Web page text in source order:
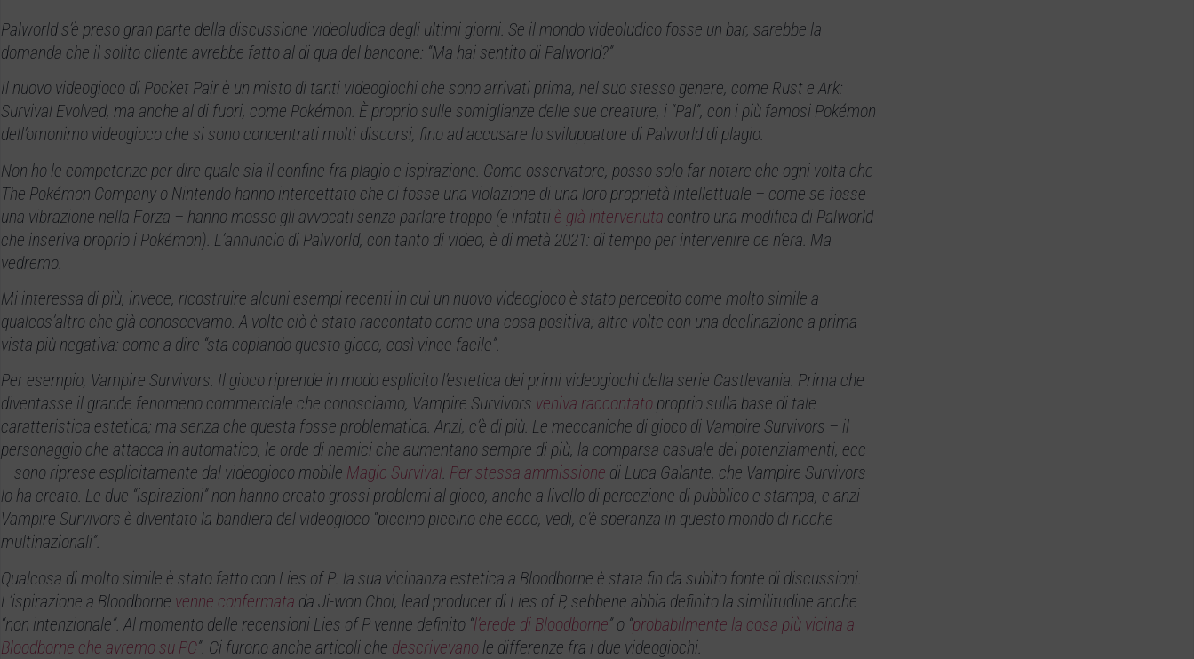
Palworld s’è preso gran parte della discussione videoludica degli ultimi giorni. Se il mondo videoludico fosse un bar, sarebbe la
domanda che il solito cliente avrebbe fatto al di qua del bancone: “Ma hai sentito di Palworld?”
Il nuovo videogioco di Pocket Pair è un misto di tanti videogiochi che sono arrivati prima, nel suo stesso genere, come Rust e Ark:
Survival Evolved, ma anche al di fuori, come Pokémon. È proprio sulle somiglianze delle sue creature, i “Pal”, con i più famosi Pokémon
dell’omonimo videogioco che si sono concentrati molti discorsi, fino ad accusare lo sviluppatore di Palworld di plagio.
Non ho le competenze per dire quale sia il confine fra plagio e ispirazione. Come osservatore, posso solo far notare che ogni volta che
The Pokémon Company o Nintendo hanno intercettato che ci fosse una violazione di una loro proprietà intellettuale – come se fosse
una vibrazione nella Forza – hanno mosso gli avvocati senza parlare troppo (e infatti è già intervenuta contro una modifica di Palworld
che inseriva proprio i Pokémon). L’annuncio di Palworld, con tanto di video, è di metà 2021: di tempo per intervenire ce n’era. Ma
vedremo.
Mi interessa di più, invece, ricostruire alcuni esempi recenti in cui un nuovo videogioco è stato percepito come molto simile a
qualcos’altro che già conoscevamo. A volte ciò è stato raccontato come una cosa positiva; altre volte con una declinazione a prima
vista più negativa: come a dire “sta copiando questo gioco, così vince facile”.
Per esempio, Vampire Survivors. Il gioco riprende in modo esplicito l’estetica dei primi videogiochi della serie Castlevania. Prima che
diventasse il grande fenomeno commerciale che conosciamo, Vampire Survivors veniva raccontatoproprio sulla base di tale
caratteristica estetica; ma senza che questa fosse problematica. Anzi, c’è di più. Le meccaniche di gioco di Vampire Survivors – il
personaggio che attacca in automatico, le orde di nemici che aumentano sempre di più, la comparsa casuale dei potenziamenti, ecc
– sono riprese esplicitamente dal videogioco mobile Magic Survival. Per stessa ammissione di Luca Galante, che Vampire Survivors
lo ha creato. Le due “ispirazioni” non hanno creato grossi problemi al gioco, anche a livello di percezione di pubblico e stampa, e anzi
Vampire Survivors è diventato la bandiera del videogioco “piccino piccino che ecco, vedi, c’è speranza in questo mondo di ricche
multinazionali”.
Qualcosa di molto simile è stato fatto con Lies of P: la sua vicinanza estetica a Bloodborne è stata fin da subito fonte di discussioni.
L’ispirazione a Bloodborne venne confermata da Ji-won Choi, lead producer di Lies of P, sebbene abbia definito la similitudine anche
“non intenzionale”. Al momento delle recensioni Lies of P venne definito “l’erede di Bloodborne” o “probabilmente la cosa più vicina a
Bloodborne che avremo su PC”. Ci furono anche articoli che descrivevano le differenze fra i due videogiochi.